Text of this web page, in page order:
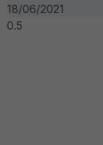
18/06/2021